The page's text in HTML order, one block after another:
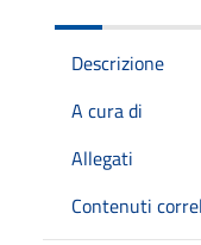
Descrizione
A cura di
Allegati
Contenuti